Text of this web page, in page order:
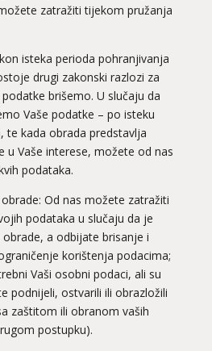
zatražiti tijekom pružanja
isteka perioda pohranjivanja
drugi zakonski razlozi za
brišemo. U slučaju da
Vaše podatke – po isteku
te kada obrada predstavlja
u Vaše interese, možete od nas
podataka.
Od nas možete zatražiti
podataka u slučaju da je
a odbijate brisanje i
korištenja podacima;
Vaši osobni podaci, ali su
podnijeli, ostvarili ili obrazložili
zaštitom ili obranom vaših
postupku).